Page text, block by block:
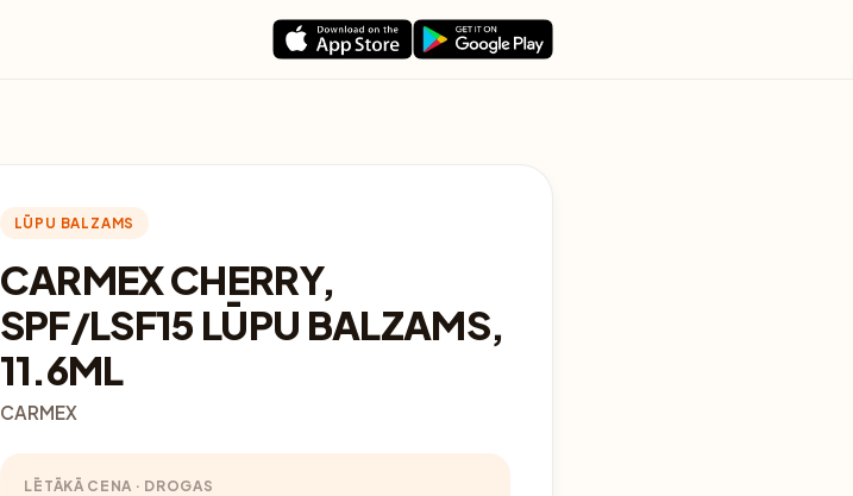
LŪPU BALZAMS
CARMEX CHERRY,
SPF/LSF15 LŪPU BALZAMS,
11.6ML
CARMEX
LĒTĀKĀ CENA · DROGAS